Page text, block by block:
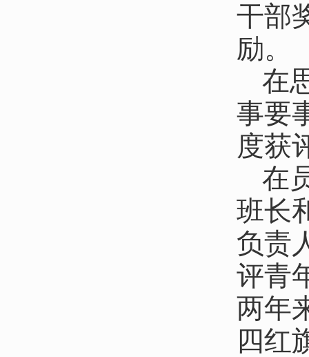
干部
励。
在
事要
度获
在
班长
负责
评青
两年
四红